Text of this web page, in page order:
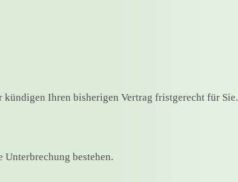
kündigen Ihren bisherigen Vertrag fristgerecht für Sie.
Unterbrechung bestehen.